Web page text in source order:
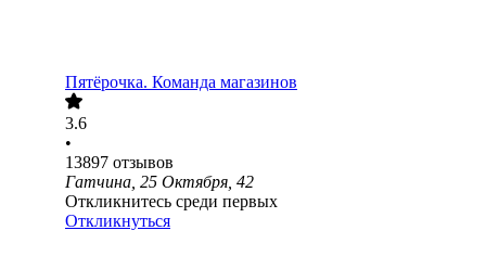
Пятёрочка. Команда магазинов
3.6
•
13897 отзывов
Гатчина, 25 Октября, 42
Откликнитесь среди первых
Откликнуться